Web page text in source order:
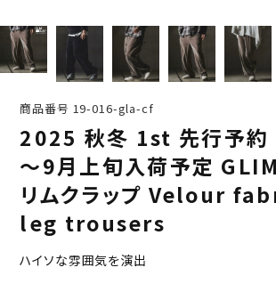
商品番号 19-016-gla-cf
2025 秋冬 1st 先行予約
～9月上旬入荷予定
リムクラップ Velour
leg trousers
ハイソな雰囲気を演出